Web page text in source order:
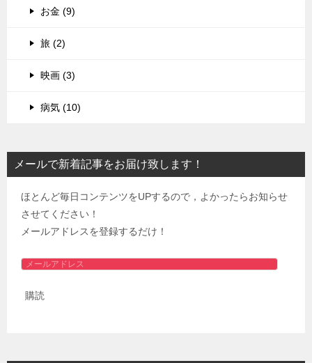
お金 (9)
旅 (2)
映画 (3)
病気 (10)
メールで新着記事をお届け致します！
ほとんど毎日コンテンツをUPするので，よかったらお知らせ
させてください！
メールアドレスを登録するだけ！
メ
ル
購読